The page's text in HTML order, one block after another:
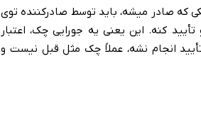
صادر میشه، باید توسط صادرکننده توی
کنه. این یعنی یه جورایی چک، اعتبار
انجام نشه، عملاً چک مثل قبل نیست و